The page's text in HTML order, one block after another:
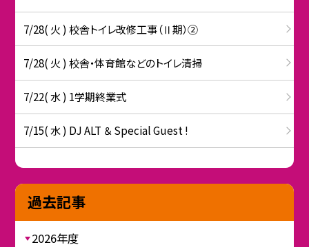
7/28( 火 ) 校舎トイレ改修工事（Ⅱ期）②
7/28( 火 ) 校舎・体育館などのトイレ清掃
7/22( 水 ) 1学期終業式
7/15( 水 ) DJ ALT ＆ Special Guest !
過去記事
2026年度